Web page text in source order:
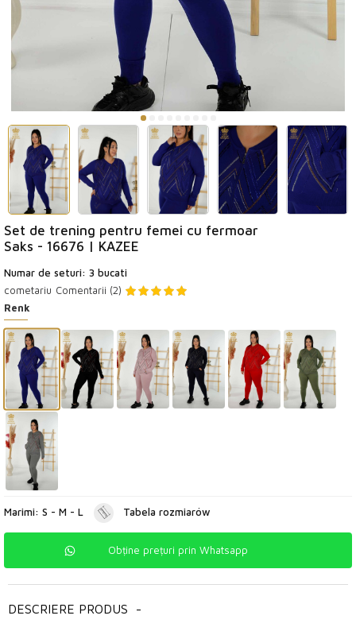
Set de trening pentru femei cu fermoar
Saks - 16676 | KAZEE
Numar de seturi: 3 bucati
cometariu Comentarii (2)
Renk
Marimi: S - M - L Tabela rozmiarów
Obține prețuri prin Whatsapp
DESCRIERE PRODUS -